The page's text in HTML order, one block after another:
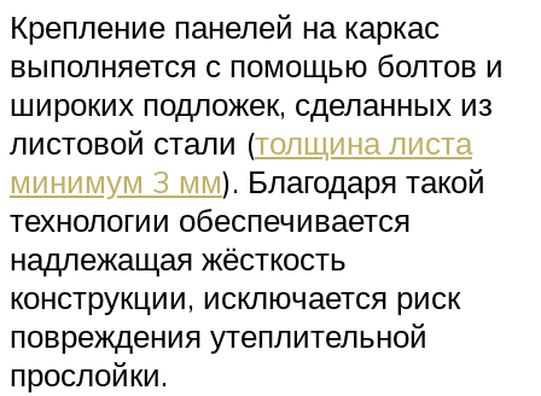
Крепление панелей на каркас
выполняется с помощью болтов и
широких подложек, сделанных из
листовой стали (толщина листа
минимум 3 мм). Благодаря такой
технологии обеспечивается
надлежащая жёсткость
конструкции, исключается риск
повреждения утеплительной
прослойки.